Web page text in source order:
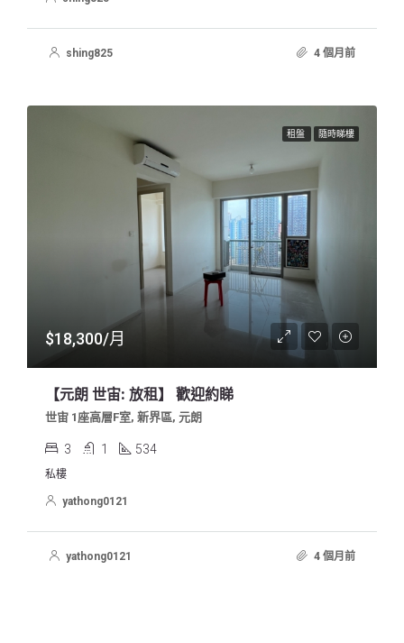
shing825 4 個月前
租盤 隨時睇樓
$18,300/月
【元朗 世宙: 放租】 歡迎約睇
世宙 1座高層F室, 新界區, 元朗
3 1 534
私樓
yathong0121
yathong0121 4 個月前